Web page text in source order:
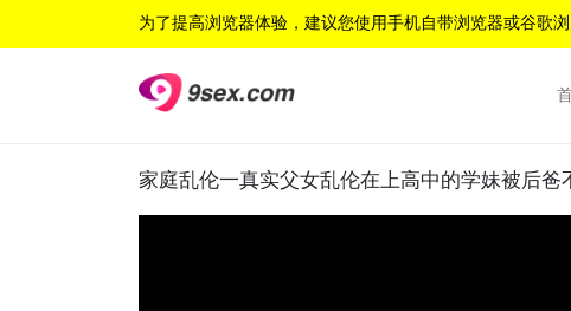
为了提高浏览器体验，建议您使用手机自带浏览器或谷歌浏
家庭乱伦一真实父女乱伦在上高中的学妹被后爸